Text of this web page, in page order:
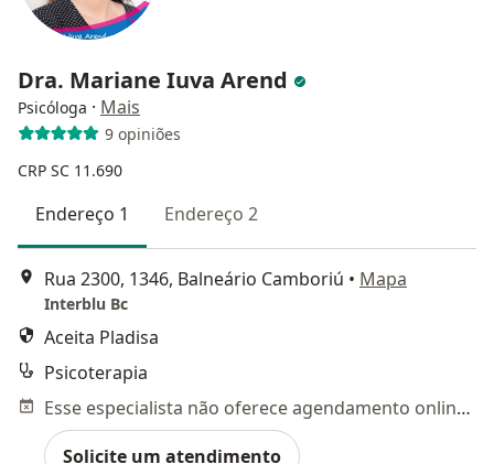
Dra. Mariane Iuva Arend
Psicóloga · Mais
9 opiniões
CRP SC 11.690
Endereço 1 Endereço 2
Rua 2300, 1346, Balneário Camboriú • Mapa
Interblu Bc
Aceita Pladisa
Psicoterapia
Esse especialista não oferece agendamento online para esse endereço.
Solicite um atendimento